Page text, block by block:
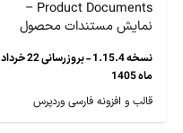
Product Documents –
نمایش مستندات محصول
نسخه 1.15.4 - بروزرسانی 22 خرداد
ماه 1405
قالب و افزونه فارسی وردپرس